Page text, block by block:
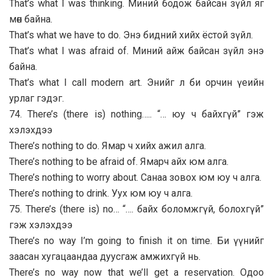
That’s what I was thinking. Миний бодож байсан зүйл яг
мөн байна.
That’s what we have to do. Энэ бидний хийх ёстой зүйл.
That’s what I was afraid of. Миний айж байсан зүйл энэ
байна.
That’s what I call modern art. Энийг л би орчин үеийн
урлаг гэдэг.
74. There’s (there is) nothing….. “… юу ч байхгүй” гэж
хэлэхдээ
There’s nothing to do. Ямар ч хийх ажил алга.
There’s nothing to be afraid of. Ямарч айх юм алга.
There’s nothing to worry about. Санаа зовох юм юу ч алга.
There’s nothing to drink. Уух юм юу ч алга.
75. There’s (there is) no… “…. байх боломжгүй, болохгүй”
гэж хэлэхдээ
There’s no way I’m going to finish it on time. Би үүнийг
заасан хугацаандаа дуусгаж амжихгүй нь.
There’s no way now that we’ll get a reservation. Одоо